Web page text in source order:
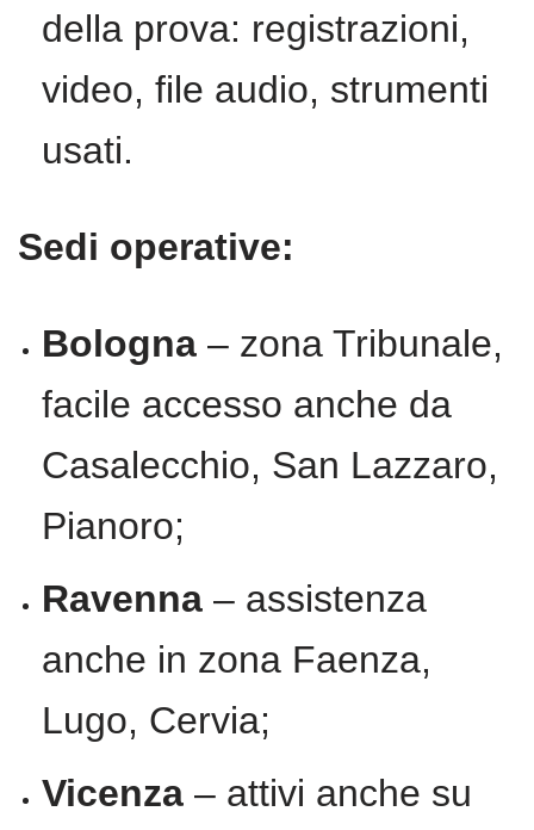
della prova: registrazioni,
video, file audio, strumenti
usati.
Sedi operative:
Bologna – zona Tribunale,
facile accesso anche da
Casalecchio, San Lazzaro,
Pianoro;
Ravenna – assistenza
anche in zona Faenza,
Lugo, Cervia;
Vicenza – attivi anche su